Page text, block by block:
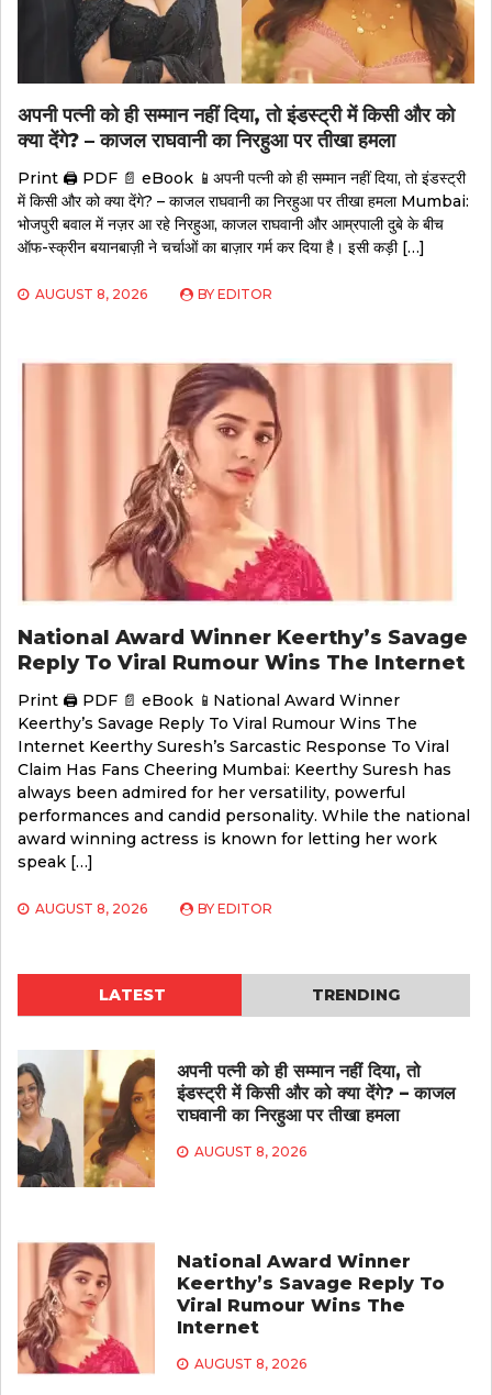
अपनी पत्नी को ही सम्मान नहीं दिया, तो इंडस्ट्री में किसी और को
क्या देंगे? – काजल राघवानी का निरहुआ पर तीखा हमला
Print 🖨 PDF 📄 eBook 📱अपनी पत्नी को ही सम्मान नहीं दिया, तो इंडस्ट्री
में किसी और को क्या देंगे? – काजल राघवानी का निरहुआ पर तीखा हमला Mumbai:
भोजपुरी बवाल में नज़र आ रहे निरहुआ, काजल राघवानी और आम्रपाली दुबे के बीच
ऑफ-स्क्रीन बयानबाज़ी ने चर्चाओं का बाज़ार गर्म कर दिया है। इसी कड़ी […]
AUGUST 8, 2026 BY EDITOR
National Award Winner Keerthy’s Savage
Reply To Viral Rumour Wins The Internet
Print 🖨 PDF 📄 eBook 📱National Award Winner
Keerthy’s Savage Reply To Viral Rumour Wins The
Internet Keerthy Suresh’s Sarcastic Response To Viral
Claim Has Fans Cheering Mumbai: Keerthy Suresh has
always been admired for her versatility, powerful
performances and candid personality. While the national
award winning actress is known for letting her work
speak […]
AUGUST 8, 2026 BY EDITOR
LATEST TRENDING
अपनी पत्नी को ही सम्मान नहीं दिया, तो
इंडस्ट्री में किसी और को क्या देंगे? – काजल
राघवानी का निरहुआ पर तीखा हमला
AUGUST 8, 2026
National Award Winner
Keerthy’s Savage Reply To
Viral Rumour Wins The
Internet
AUGUST 8, 2026